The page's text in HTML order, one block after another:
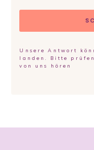
Unsere Antwort
landen. Bitte
von uns hören